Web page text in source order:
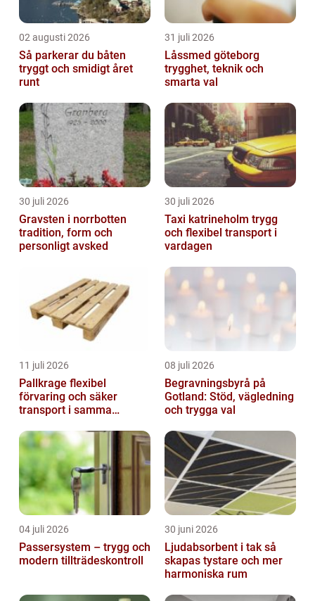
02 augusti 2026
Så parkerar du båten
tryggt och smidigt året
runt
31 juli 2026
Låssmed göteborg
trygghet, teknik och
smarta val
30 juli 2026
Gravsten i norrbotten
tradition, form och
personligt avsked
30 juli 2026
Taxi katrineholm trygg
och flexibel transport i
vardagen
11 juli 2026
Pallkrage flexibel
förvaring och säker
transport i samma
08 juli 2026
Begravningsbyrå på
Gotland: Stöd, vägledning
och trygga val
04 juli 2026
Passersystem – trygg och
modern tillträdeskontroll
30 juni 2026
Ljudabsorbent i tak så
skapas tystare och mer
harmoniska rum